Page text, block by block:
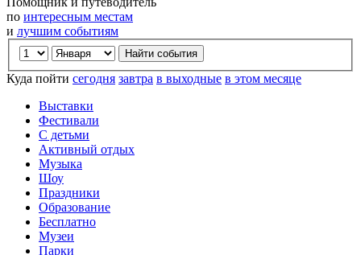
по интересным местам
и лучшим событиям
Куда пойти сегодня завтра в выходные в этом месяце
Выставки
Фестивали
С детьми
Активный отдых
Музыка
Шоу
Праздники
Образование
Бесплатно
Музеи
Парки